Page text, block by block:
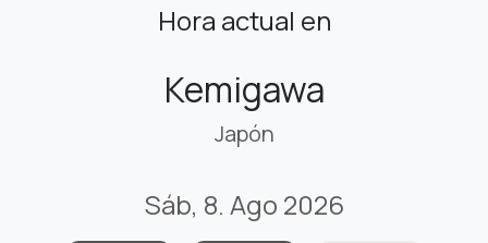
Hora actual en
Kemigawa
Japón
Sáb, 8. Ago 2026